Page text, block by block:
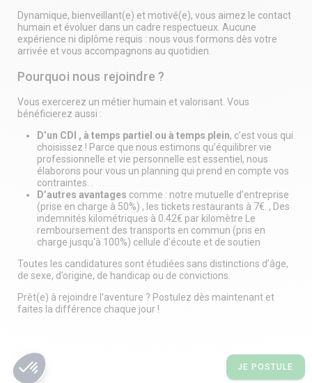
Dynamique, bienveillant(e) et motivé(e), vous aimez le contact
humain et évoluer dans un cadre respectueux. Aucune
expérience ni diplôme requis : nous vous formons dès votre
arrivée et vous accompagnons au quotidien.
Pourquoi nous rejoindre ?
Vous exercerez un métier humain et valorisant. Vous
bénéficierez aussi :
D’un CDI , à temps partiel ou à temps plein, c’est vous qui
choisissez ! Parce que nous estimons qu’équilibrer vie
professionnelle et vie personnelle est essentiel, nous
élaborons pour vous un planning qui prend en compte vos
contraintes. .
D’autres avantages comme : notre mutuelle d’entreprise
(prise en charge à 50%) , les tickets restaurants à 7€. , Des
indemnités kilométriques à 0.42€ par kilomètre Le
remboursement des transports en commun (pris en
charge jusqu'à 100%) cellule d'écoute et de soutien
Toutes les candidatures sont étudiées sans distinctions d’âge,
de sexe, d’origine, de handicap ou de convictions.
Prêt(e) à rejoindre l’aventure ? Postulez dès maintenant et
faites la différence chaque jour !
share JE POSTULE